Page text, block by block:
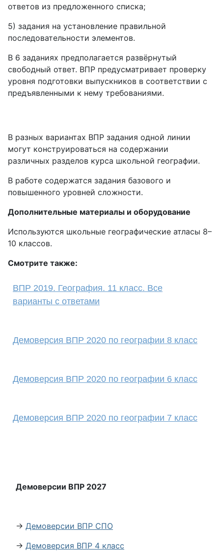
ответов из предложенного списка;
5) задания на установление правильной
последовательности элементов.
В 6 заданиях предполагается развёрнутый
свободный ответ. ВПР предусматривает проверку
уровня подготовки выпускников в соответствии с
предъявленными к нему требованиями.
В разных вариантах ВПР задания одной линии
могут конструироваться на содержании
различных разделов курса школьной географии.
В работе содержатся задания базового и
повышенного уровней сложности.
Дополнительные материалы и оборудование
Используются школьные географические атласы 8–
10 классов.
Смотрите также:
ВПР 2019. География. 11 класс. Все
варианты с ответами
Демоверсия ВПР 2020 по географии 8 класс
Демоверсия ВПР 2020 по географии 6 класс
Демоверсия ВПР 2020 по географии 7 класс
Демоверсии ВПР 2027
→ Демоверсии ВПР СПО
→ Демоверсия ВПР 4 класс